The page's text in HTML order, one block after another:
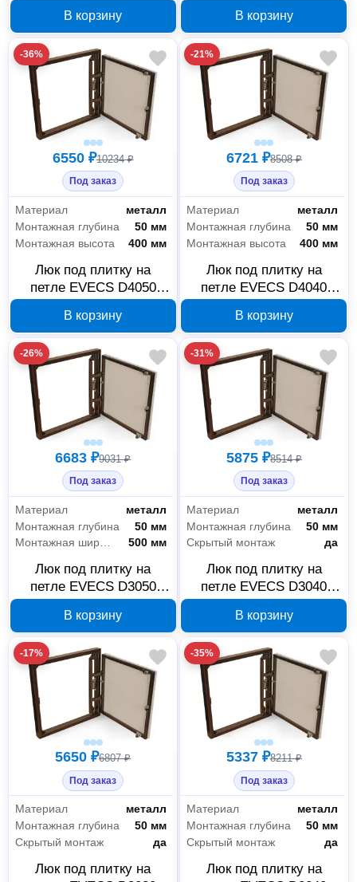
мм 90-02274
В корзину
мм 90-02270
В корзину
-36%
6550 ₽10234 ₽
Под заказ
Материал
металл
Монтажная глубина
50 мм
Монтажная высота
400 мм
Люк под плитку на
петле EVECS D4050
мм 90-02269
В корзину
-21%
6721 ₽8508 ₽
Под заказ
Материал
металл
Монтажная глубина
50 мм
Монтажная высота
400 мм
Люк под плитку на
петле EVECS D4040
мм 90-02268
В корзину
-26%
6683 ₽9031 ₽
Под заказ
Материал
металл
Монтажная глубина
50 мм
Монтажная ширина
500 мм
Люк под плитку на
петле EVECS D3050
мм 90-02264
В корзину
-31%
5875 ₽8514 ₽
Под заказ
Материал
металл
Монтажная глубина
50 мм
Скрытый монтаж
да
Люк под плитку на
петле EVECS D3040
мм 90-02263
В корзину
-17%
5650 ₽6807 ₽
Под заказ
Материал
металл
Монтажная глубина
50 мм
Скрытый монтаж
да
Люк под плитку на
-35%
5337 ₽8211 ₽
Под заказ
Материал
металл
Монтажная глубина
50 мм
Скрытый монтаж
да
Люк под плитку на